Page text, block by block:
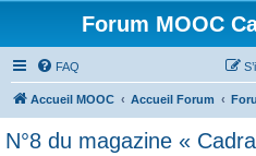
Forum MOOC
FAQ
Accueil MOOC Accueil Forum
N°8 du magazine «